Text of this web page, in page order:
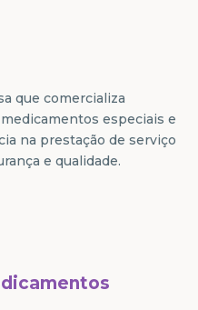
que comercializa
especiais e
na prestação de serviço
e qualidade.